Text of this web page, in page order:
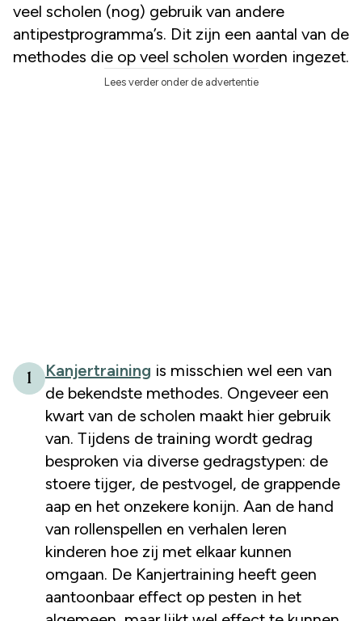
veel scholen (nog) gebruik van andere
antipestprogramma’s. Dit zijn een aantal van de
methodes die op veel scholen worden ingezet.
Lees verder onder de advertentie
1 Kanjertraining is misschien wel een van
de bekendste methodes. Ongeveer een
kwart van de scholen maakt hier gebruik
van. Tijdens de training wordt gedrag
besproken via diverse gedragstypen: de
stoere tijger, de pestvogel, de grappende
aap en het onzekere konijn. Aan de hand
van rollenspellen en verhalen leren
kinderen hoe zij met elkaar kunnen
omgaan. De Kanjertraining heeft geen
aantoonbaar effect op pesten in het